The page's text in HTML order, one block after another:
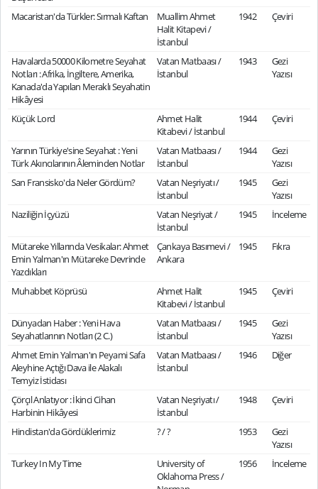
Macaristan'da Türkler: Sırmalı Kaftan
Muallim Ahmet
Halit Kitapevi /
İstanbul
1942 Çeviri
Havalarda 50000 Kilometre Seyahat
Notları : Afrika, İngiltere, Amerika,
Kanada'da Yapılan Meraklı Seyahatin
Hikâyesi
Vatan Matbaası /
İstanbul
1943
Gezi
Yazısı
Küçük Lord
Ahmet Halit
Kitabevi / İstanbul
1944 Çeviri
Yarının Türkiye'sine Seyahat : Yeni
Türk Akıncılarının Âleminden Notlar
Vatan Matbaası /
İstanbul
1944
Gezi
Yazısı
San Fransisko'da Neler Gördüm?
Vatan Neşriyatı /
İstanbul
1945
Gezi
Yazısı
Naziliğin İçyüzü
Vatan Neşriyat /
İstanbul
1945 İnceleme
Mütareke Yıllarında Vesikalar: Ahmet
Emin Yalman'ın Mütareke Devrinde
Yazdıkları
Çankaya Basımevi /
Ankara
1945 Fıkra
Muhabbet Köprüsü
Ahmet Halit
Kitabevi / İstanbul
1945 Çeviri
Dünyadan Haber : Yeni Hava
Seyahatlarının Notları (2 C.)
Vatan Matbaası /
İstanbul
1945
Gezi
Yazısı
Ahmet Emin Yalman'ın Peyami Safa
Aleyhine Açtığı Dava ile Alakalı
Temyiz İstidası
Vatan Matbaası /
İstanbul
1946 Diğer
Çörçıl Anlatıyor : İkinci Cihan
Harbinin Hikâyesi
Vatan Neşriyatı /
İstanbul
1948 Çeviri
Hindistan'da Gördüklerimiz ? / ? 1953
Gezi
Yazısı
Turkey In My Time
University of
Oklahoma Press /
1956 İnceleme